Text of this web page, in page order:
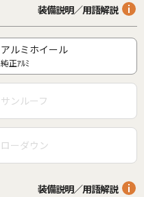
装備説明／用語解説
アルミホイール
純正ｱﾙﾐ
サンルーフ
ローダウン
装備説明／用語解説